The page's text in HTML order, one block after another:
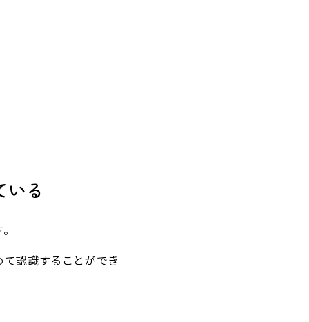
る
認識することができ